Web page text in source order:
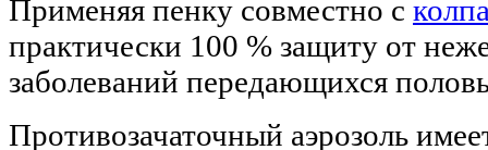
Применяя пенку совместно с
практически 100 % защиту от
заболеваний передающихся
Противозачаточный аэрозоль